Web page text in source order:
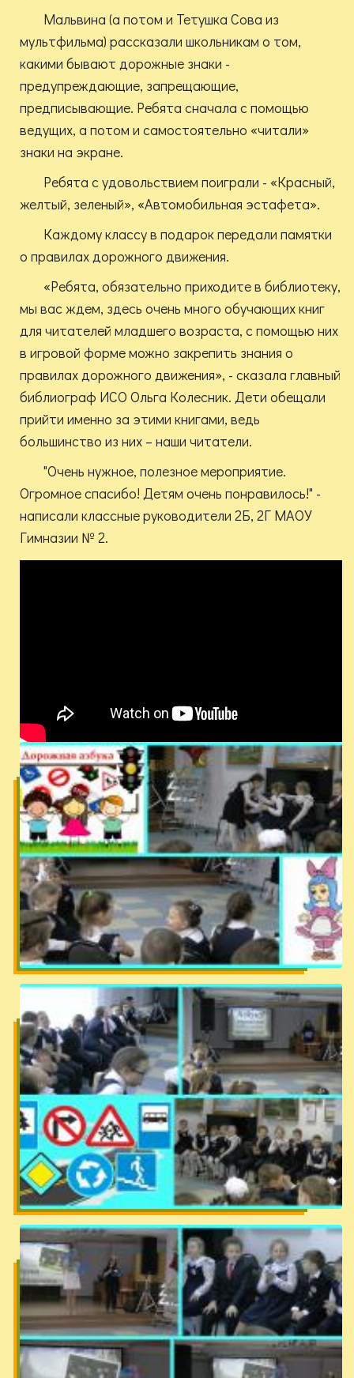
Мальвина (а потом и Тетушка Сова из
мультфильма) рассказали школьникам о том,
какими бывают дорожные знаки -
предупреждающие, запрещающие,
предписывающие. Ребята сначала с помощью
ведущих, а потом и самостоятельно «читали»
знаки на экране.
Ребята с удовольствием поиграли - «Красный,
желтый, зеленый», «Автомобильная эстафета».
Каждому классу в подарок передали памятки
о правилах дорожного движения.
«Ребята, обязательно приходите в библиотеку,
мы вас ждем, здесь очень много обучающих книг
для читателей младшего возраста, с помощью них
в игровой форме можно закрепить знания о
правилах дорожного движения», - сказала главный
библиограф ИСО Ольга Колесник. Дети обещали
прийти именно за этими книгами, ведь
большинство из них – наши читатели.
"Очень нужное, полезное мероприятие.
Огромное спасибо! Детям очень понравилось!" -
написали классные руководители 2Б, 2Г МАОУ
Гимназии № 2.